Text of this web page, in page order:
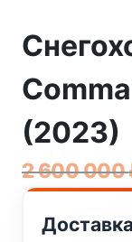
(2023)
2 600 000
Доставка